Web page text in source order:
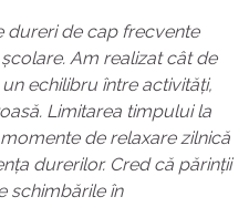
dureri de cap frecvente
Am realizat cât de
echilibru între activități,
Limitarea timpului la
de relaxare zilnică
durerilor. Cred că părinții
schimbările în